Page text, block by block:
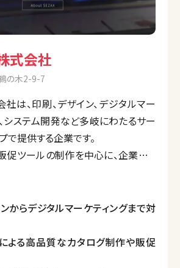
式会社
の木2-9-7
は、印刷、デザイン、デジタルマー
システム開発など多岐にわたるサー
で提供する企業です。
促ツールの制作を中心に、企業ブラ
ハウを活かした品質管理と、最新のデ
た業務効率化ソリューションを兼
多言語展開やマニュアル制作なども
からデジタルマーケティングまで対
よる高品質なカタログ制作や販促